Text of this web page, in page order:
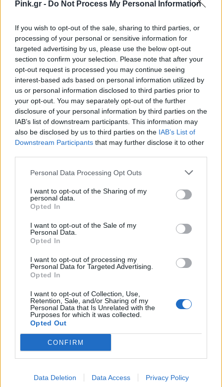
Pink.gr - Do Not Process My Personal Information
If you wish to opt-out of the sale, sharing to third parties, or
processing of your personal or sensitive information for
targeted advertising by us, please use the below opt-out
section to confirm your selection. Please note that after your
opt-out request is processed you may continue seeing
interest-based ads based on personal information utilized by
us or personal information disclosed to third parties prior to
your opt-out. You may separately opt-out of the further
disclosure of your personal information by third parties on the
IAB’s list of downstream participants. This information may
also be disclosed by us to third parties on the IAB’s List of
Downstream Participants that may further disclose it to other
Personal Data Processing Opt Outs
I want to opt-out of the Sharing of my
personal data.
Opted In
I want to opt-out of the Sale of my
Personal Data.
Opted In
I want to opt-out of processing my
Personal Data for Targeted Advertising.
Opted In
I want to opt-out of Collection, Use,
Retention, Sale, and/or Sharing of my
Personal Data that Is Unrelated with the
Purposes for which it was collected.
Opted Out
CONFIRM
Data Deletion Data Access Privacy Policy
ΔΙΑΦΗΜΙΣΗ
Περισσότερα Θέματα
Entertainment
Χρήστος Δάντης: